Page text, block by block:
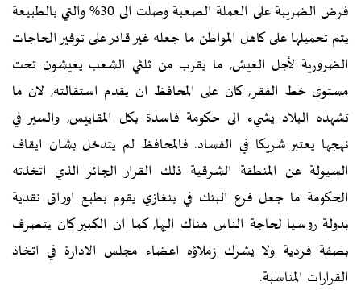
فرض الضريبة على العملة الصعبة وصلت الى 30% والتي بالطبيعة
يتم تحميلها على كاهل المواطن ما جعله غير قادر على توفير الحاجات
الضرورية لأجل العيش, ما يقرب من ثلثي الشعب يعيشون تحت
مستوى خط الفقر, كان على المحافظ ان يقدم استقالته, لان ما
تشهده البلاد يشيء الى حكومة فاسدة بكل المقاييس, والسير في
نهجها يعتبر شريكا في الفساد. فالمحافظ لم يتدخل بشان ايقاف
السيولة عن المنطقة الشرقية ذلك القرار الجائر الذي اتخذته
الحكومة ما جعل فرع البنك في بنغازي يقوم بطبع اوراق نقدية
بدولة روسيا لحاجة الناس هناك اليها, كما ان الكبير كان يتصرف
بصفة فردية ولا يشرك زملاؤه اعضاء مجلس الادارة في اتخاذ
القرارات المناسبة.